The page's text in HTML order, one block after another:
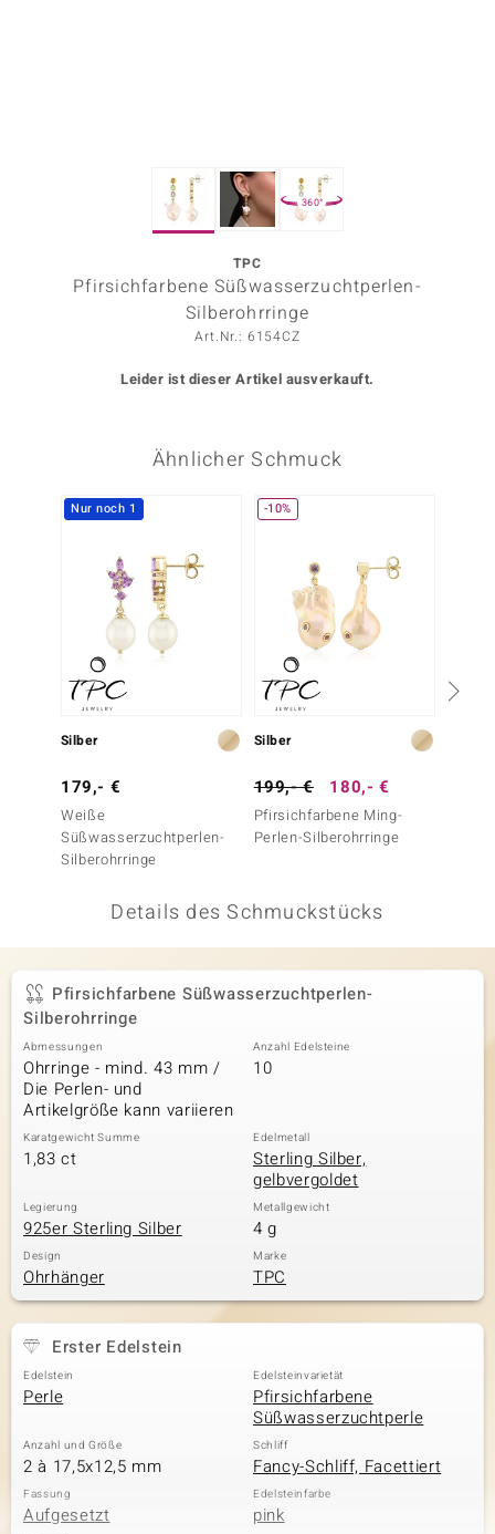
Collection
BY DE MELO
Collection
Classics
360°
TPC
Pfirsichfarbene Süßwasserzuchtperlen-
Silberohrringe
Art.Nr.: 6154CZ
Leider ist dieser Artikel ausverkauft.
Ähnlicher Schmuck
Nur noch 1
Silber
179,- €
Weiße
Süßwasserzuchtperlen-
Silberohrringe
-10%
Silber
199,- € 180,- €
Pfirsichfarbene Ming-
Perlen-Silberohrringe
Details des Schmuckstücks
Pfirsichfarbene Süßwasserzuchtperlen-
Silberohrringe
Abmessungen
Ohrringe - mind. 43 mm /
Die Perlen- und
Artikelgröße kann variieren
Anzahl Edelsteine
10
Karatgewicht Summe
1,83 ct
Edelmetall
Sterling Silber,
gelbvergoldet
Legierung
925er Sterling Silber
Metallgewicht
4 g
Design
Ohrhänger
Marke
TPC
Erster Edelstein
Edelstein
Perle
Edelsteinvarietät
Pfirsichfarbene
Süßwasserzuchtperle
Anzahl und Größe
2 à 17,5x12,5 mm
Schliff
Fancy-Schliff, Facettiert
Fassung
Aufgesetzt
Edelsteinfarbe
pink